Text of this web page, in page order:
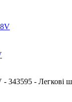
- 343595 - Легкові